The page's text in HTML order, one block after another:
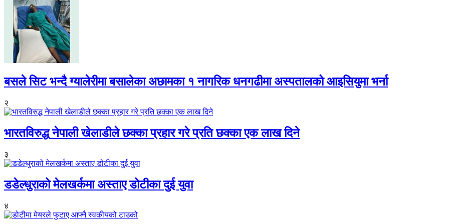
बसले सिट भन्दै ग्यालेरीमा बसालेका अछामका १ नागरिक धनगढीमा अस्पतालको आइसियुमा भर्ना
२
भारतविरुद्ध नेपाली खेलाडीले छक्का प्रहार गरे प्रति छक्का एक लाख दिने
३
डडेल्धुराको मेलखर्कमा अस्ताए डोटीका दुई युवा
४